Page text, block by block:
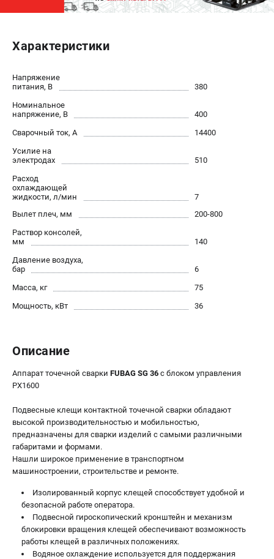
Генераторы бензиновые
Генераторы инверторные
Генераторы сварочные
Как выбрать мотопомпу?
Как выбрать бензопилу?
Как выбрать компрессор?
Как выбрать сварочный аппарат?
Аппараты контактной сварки
Сварочные полуавтоматы MIG/MAG
Сварочные аппараты TIG
+7 (812) 317-60-57
Информация размещённая на сайте не является публичной
проспект Александровской Фермы, 29АЛ
8 (812) 317-60-57
Режим работы колл-центра:
пн-пт - с 9:00 до 18:00
сб - с 10:00 до 16:00
вс - выходной
ЗАКАЗ ЗАПЧАСТЕЙ
+7 (8112) 59-10-67
zakaz@fubagtorg.ru
Характеристики
Напряжение
питания, В
380
Номинальное
напряжение, В
400
Сварочный ток, А
14400
Усилие на
электродах
510
Расход
охлаждающей
жидкости, л/мин
7
Вылет плеч, мм
200-800
Раствор консолей,
мм
140
Давление воздуха,
бар
6
Масса, кг
75
Мощность, кВт
36
Описание
Аппарат точечной сварки FUBAG SG 36 с блоком управления
PX1600
Подвесные клещи контактной точечной сварки обладают
высокой производительностью и мобильностью,
предназначены для сварки изделий с самыми различными
габаритами и формами.
Нашли широкое применение в транспортном
машиностроении, строительстве и ремонте.
Изолированный корпус клещей способствует удобной и
безопасной работе оператора.
Подвесной гироскопический кронштейн и механизм
блокировки вращения клещей обеспечивают возможность
работы клещей в различных положениях.
Водяное охлаждение используется для поддержания